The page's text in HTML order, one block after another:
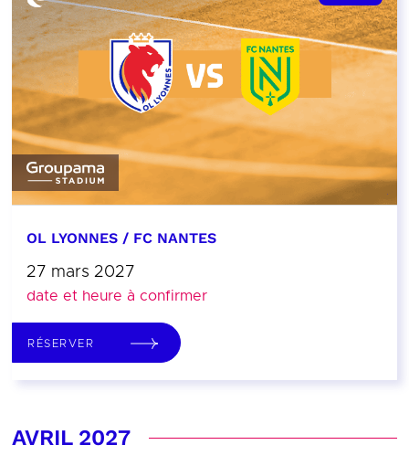
OL LYONNES / FC NANTES
27 mars 2027
date et heure à confirmer
RÉSERVER
AVRIL 2027